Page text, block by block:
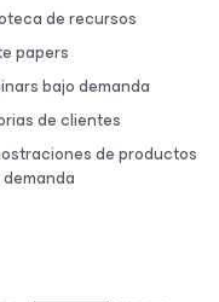
de recursos
papers
bajo demanda
de clientes
de productos